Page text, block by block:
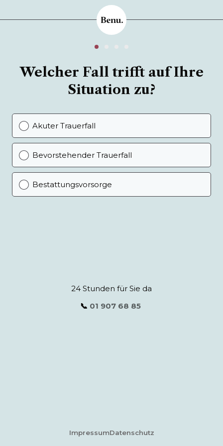
Welcher Fall trifft auf Ihre
Situation zu?
Akuter Trauerfall
Bevorstehender Trauerfall
Bestattungsvorsorge
24 Stunden für Sie da
📞 01 907 68 85
ImpressumDatenschutz